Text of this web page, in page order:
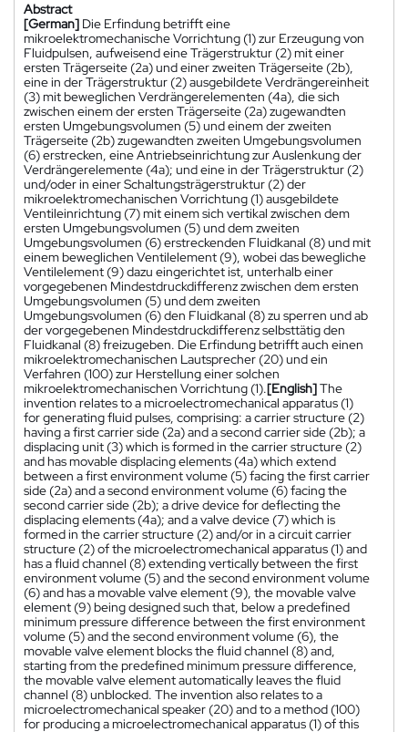
Abstract
[German] Die Erfindung betrifft eine
mikroelektromechanische Vorrichtung (1) zur Erzeugung von
Fluidpulsen, aufweisend eine Trägerstruktur (2) mit einer
ersten Trägerseite (2a) und einer zweiten Trägerseite (2b),
eine in der Trägerstruktur (2) ausgebildete Verdrängereinheit
(3) mit beweglichen Verdrängerelementen (4a), die sich
zwischen einem der ersten Trägerseite (2a) zugewandten
ersten Umgebungsvolumen (5) und einem der zweiten
Trägerseite (2b) zugewandten zweiten Umgebungsvolumen
(6) erstrecken, eine Antriebseinrichtung zur Auslenkung der
Verdrängerelemente (4a); und eine in der Trägerstruktur (2)
und/oder in einer Schaltungsträgerstruktur (2) der
mikroelektromechanischen Vorrichtung (1) ausgebildete
Ventileinrichtung (7) mit einem sich vertikal zwischen dem
ersten Umgebungsvolumen (5) und dem zweiten
Umgebungsvolumen (6) erstreckenden Fluidkanal (8) und mit
einem beweglichen Ventilelement (9), wobei das bewegliche
Ventilelement (9) dazu eingerichtet ist, unterhalb einer
vorgegebenen Mindestdruckdifferenz zwischen dem ersten
Umgebungsvolumen (5) und dem zweiten
Umgebungsvolumen (6) den Fluidkanal (8) zu sperren und ab
der vorgegebenen Mindestdruckdifferenz selbsttätig den
Fluidkanal (8) freizugeben. Die Erfindung betrifft auch einen
mikroelektromechanischen Lautsprecher (20) und ein
Verfahren (100) zur Herstellung einer solchen
mikroelektromechanischen Vorrichtung (1).[English]The
invention relates to a microelectromechanical apparatus (1)
for generating fluid pulses, comprising: a carrier structure (2)
having a first carrier side (2a) and a second carrier side (2b); a
displacing unit (3) which is formed in the carrier structure (2)
and has movable displacing elements (4a) which extend
between a first environment volume (5) facing the first carrier
side (2a) and a second environment volume (6) facing the
second carrier side (2b); a drive device for deflecting the
displacing elements (4a); and a valve device (7) which is
formed in the carrier structure (2) and/or in a circuit carrier
structure (2) of the microelectromechanical apparatus (1) and
has a fluid channel (8) extending vertically between the first
environment volume (5) and the second environment volume
(6) and has a movable valve element (9), the movable valve
element (9) being designed such that, below a predefined
minimum pressure difference between the first environment
volume (5) and the second environment volume (6), the
movable valve element blocks the fluid channel (8) and,
starting from the predefined minimum pressure difference,
the movable valve element automatically leaves the fluid
channel (8) unblocked. The invention also relates to a
microelectromechanical speaker (20) and to a method (100)
for producing a microelectromechanical apparatus (1) of this